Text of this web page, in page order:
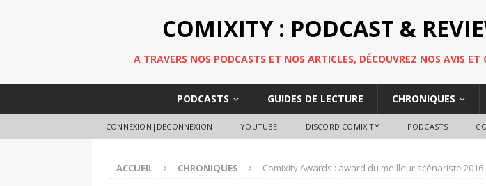
COMIXITY : PODCAST &
A TRAVERS NOS PODCASTS ET NOS ARTICLES, DÉCOUVREZ NOS AVIS
PODCASTS GUIDES DE LECTURE CHRONIQUES
CONNEXION|DECONNEXION YOUTUBE DISCORD COMIXITY PODCASTS
ACCUEIL CHRONIQUES Comixity Awards : award du meilleur scénariste 2016